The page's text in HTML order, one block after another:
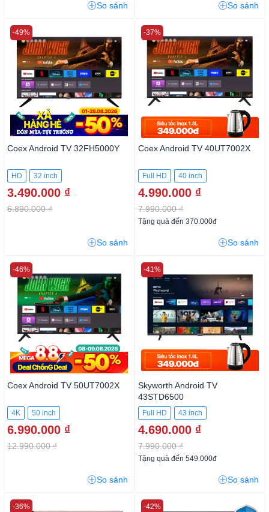
So sánh So sánh
Coex Android TV 32FH5000Y
HD 32 inch
3.490.000 ₫
6.890.000 ₫
-49%
So sánh
Coex Android TV 40UT7002X
Full HD 40 inch
4.990.000 ₫
7.990.000 ₫
-37%
Tặng quà đến 370.000đ
So sánh
Coex Android TV 50UT7002X
4K 50 inch
6.990.000 ₫
12.990.000 ₫
-46%
So sánh
Skyworth Android TV
43STD6500
Full HD 43 inch
4.690.000 ₫
7.990.000 ₫
-41%
Tặng quà đến 549.000đ
So sánh
-36% -42%